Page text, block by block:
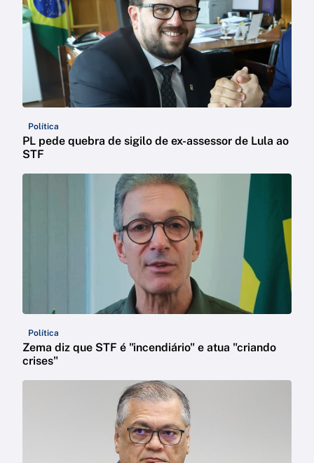
Política
PL pede quebra de sigilo de ex-assessor de Lula ao
STF
Política
Zema diz que STF é "incendiário" e atua "criando
crises"